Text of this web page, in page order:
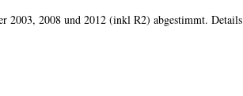
2003, 2008 und 2012 (inkl R2) abgestimmt. Details